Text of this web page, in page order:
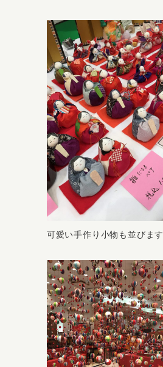
可愛い手作り小物も並びます